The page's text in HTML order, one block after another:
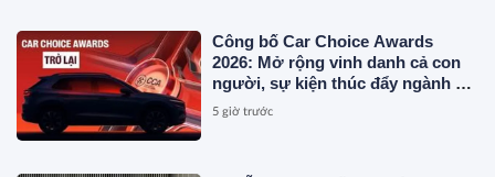
Công bố Car Choice Awards
2026: Mở rộng vinh danh cả con
người, sự kiện thúc đẩy ngành xe
Việt Nam
5 giờ trước